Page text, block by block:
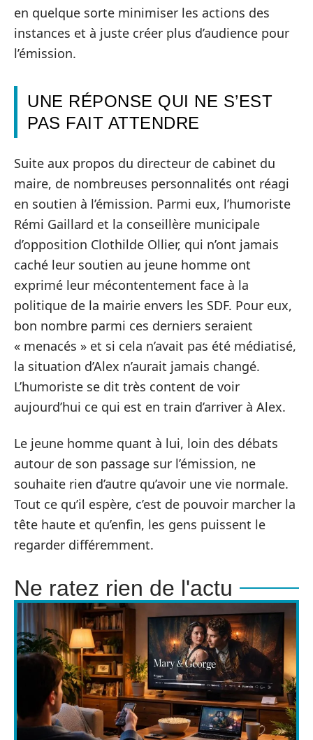
en quelque sorte minimiser les actions des
instances et à juste créer plus d’audience pour
l’émission.
UNE RÉPONSE QUI NE S’EST
PAS FAIT ATTENDRE
Suite aux propos du directeur de cabinet du
maire, de nombreuses personnalités ont réagi
en soutien à l’émission. Parmi eux, l’humoriste
Rémi Gaillard et la conseillère municipale
d’opposition Clothilde Ollier, qui n’ont jamais
caché leur soutien au jeune homme ont
exprimé leur mécontentement face à la
politique de la mairie envers les SDF. Pour eux,
bon nombre parmi ces derniers seraient
« menacés » et si cela n’avait pas été médiatisé,
la situation d’Alex n’aurait jamais changé.
L’humoriste se dit très content de voir
aujourd’hui ce qui est en train d’arriver à Alex.
Le jeune homme quant à lui, loin des débats
autour de son passage sur l’émission, ne
souhaite rien d’autre qu’avoir une vie normale.
Tout ce qu’il espère, c’est de pouvoir marcher la
tête haute et qu’enfin, les gens puissent le
regarder différemment.
Ne ratez rien de l'actu